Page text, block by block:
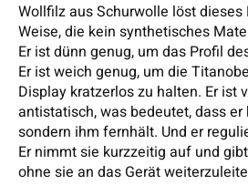
Wollfilz aus Schurwolle löst
Weise, die kein synthetisches
Er ist dünn genug, um das Profil
Er ist weich genug, um die
Display kratzerlos zu halten. Er ist
antistatisch, was bedeutet, dass
sondern ihm fernhält. Und er
Er nimmt sie kurzzeitig auf und
ohne sie an das Gerät